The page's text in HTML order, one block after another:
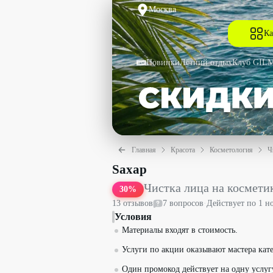
Москва
НовинкиЛетний отдыхКлуб
Главная Красота Косметология
Чистка лица на косметике GiGi +
Sахар
30% Чистка лица на
13отзывов 7 вопросов ·Действует по 1
Условия
Материалы входят в стоимость.
Услуги по акции оказывают мастера
Один промокод действует на одну